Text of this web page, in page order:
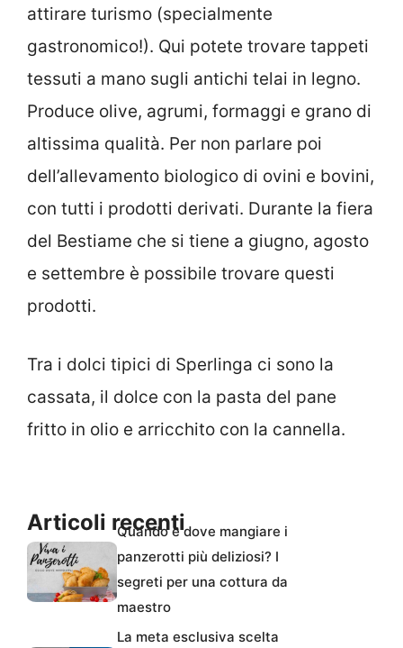
attirare turismo (specialmente
gastronomico!). Qui potete trovare tappeti
tessuti a mano sugli antichi telai in legno.
Produce olive, agrumi, formaggi e grano di
altissima qualità. Per non parlare poi
dell’allevamento biologico di ovini e bovini,
con tutti i prodotti derivati. Durante la fiera
del Bestiame che si tiene a giugno, agosto
e settembre è possibile trovare questi
prodotti.
Tra i dolci tipici di Sperlinga ci sono la
cassata, il dolce con la pasta del pane
fritto in olio e arricchito con la cannella.
Articoli recentiQuando e dove mangiare i
panzerotti più deliziosi? I
segreti per una cottura da
maestro
La meta esclusiva scelta